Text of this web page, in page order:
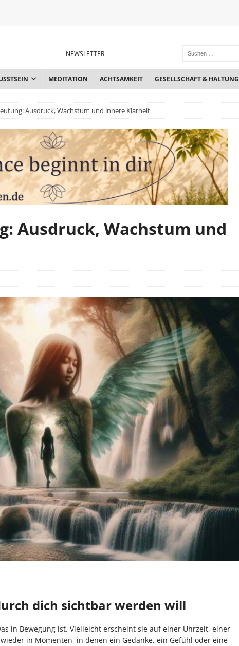
NEWSLETTER
MEDITATION ACHTSAMKEIT GESELLSCHAFT & HALTUNG
Ausdruck, Wachstum und innere Klarheit
Ausdruck, Wachstum und
dich sichtbar werden will
in Bewegung ist. Vielleicht erscheint sie auf einer Uhrzeit, einer
in Momenten, in denen ein Gedanke, ein Gefühl oder eine